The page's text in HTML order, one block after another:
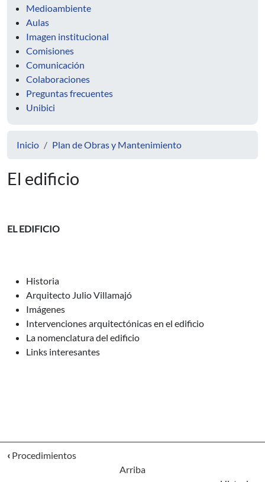
Medioambiente
Aulas
Imagen institucional
Comisiones
Comunicación
Colaboraciones
Preguntas frecuentes
Unibici
Inicio Plan de Obras y Mantenimiento
El edificio
EL EDIFICIO
Historia
Arquitecto Julio Villamajó
Imágenes
Intervenciones arquitectónicas en el edificio
La nomenclatura del edificio
Links interesantes
‹ Procedimientos
Arriba